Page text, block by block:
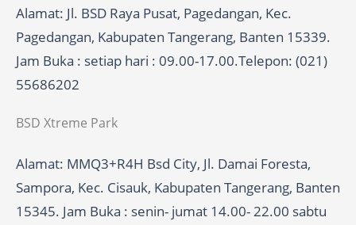
Alamat: Jl. BSD Raya Pusat, Pagedangan, Kec.
Pagedangan, Kabupaten Tangerang, Banten 15339.
Jam Buka : setiap hari : 09.00-17.00.Telepon: (021)
55686202
BSD Xtreme Park
Alamat: MMQ3+R4H Bsd City, Jl. Damai Foresta,
Sampora, Kec. Cisauk, Kabupaten Tangerang, Banten
15345. Jam Buka : senin- jumat 14.00- 22.00 sabtu